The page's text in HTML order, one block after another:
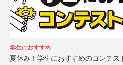
学生におすすめ
夏休み！学生におすすめのコンテス